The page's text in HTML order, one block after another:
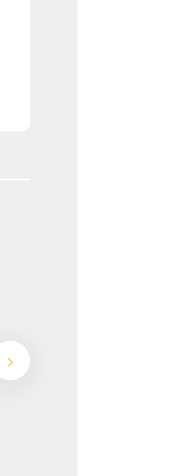
We had an amazing night.